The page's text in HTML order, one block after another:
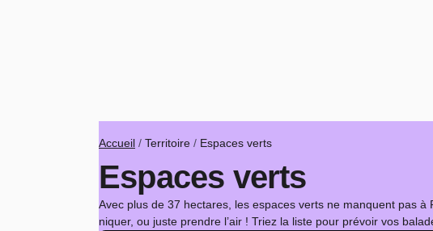
Fil d'Ariane
Accueil Territoire Espaces verts
Espaces verts
Avec plus de 37 hectares, les espaces verts ne manquent pas
niquer, ou juste prendre l’air ! Triez la liste pour prévoir vos